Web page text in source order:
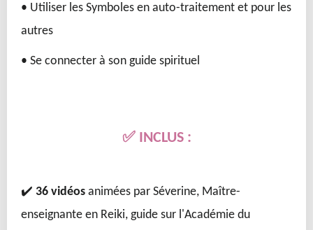
• Utiliser les Symboles en auto-traitement et pour les
autres
• Se connecter à son guide spirituel
✅ INCLUS :
✔️ 36 vidéos animées par Séverine, Maître-
enseignante en Reiki, guide sur l'Académie du